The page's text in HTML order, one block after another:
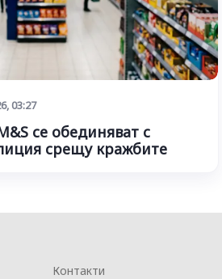
03:27
се обединяват с
срещу кражбите
Контакти